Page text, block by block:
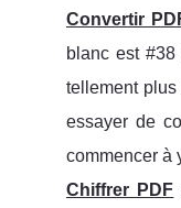
Convertir
blanc est
tellement
essayer de
commencer à
Chiffrer PDF